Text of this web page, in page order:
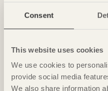
Consent
This website uses cookies
We use cookies to
provide social media
We also share information
Arkitektkontor